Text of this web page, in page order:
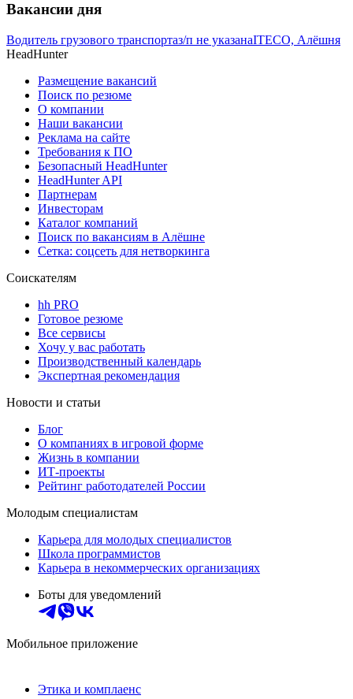
Вакансии дня
Водитель грузового транспортаз/п не указанаITECO, Алёшня
HeadHunter
Размещение вакансий
Поиск по резюме
О компании
Наши вакансии
Реклама на сайте
Требования к ПО
Безопасный HeadHunter
HeadHunter API
Партнерам
Инвесторам
Каталог компаний
Поиск по вакансиям в Алёшне
Сетка: соцсеть для нетворкинга
Соискателям
hh PRO
Готовое резюме
Все сервисы
Хочу у вас работать
Производственный календарь
Экспертная рекомендация
Новости и статьи
Блог
О компаниях в игровой форме
Жизнь в компании
ИТ-проекты
Рейтинг работодателей России
Молодым специалистам
Карьера для молодых специалистов
Школа программистов
Карьера в некоммерческих организациях
Боты для уведомлений
Мобильное приложение
Этика и комплаенс